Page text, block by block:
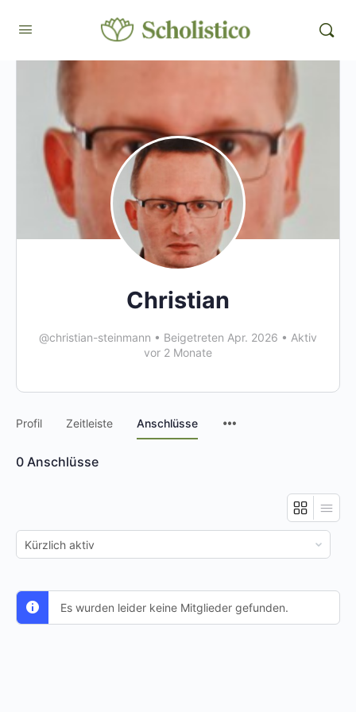
Christian
@christian-steinmann • Beigetreten Apr. 2026 • Aktiv
vor 2 Monate
Profil Zeitleiste Anschlüsse
0 Anschlüsse
Zeigen:
Es wurden leider keine Mitglieder gefunden.